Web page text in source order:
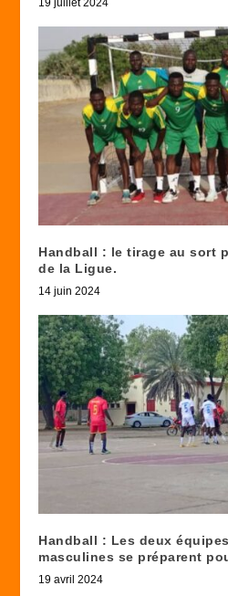
19 juillet 2024
Handball : le tirage au sort
de la Ligue.
14 juin 2024
Handball : Les deux
masculines se préparent
19 avril 2024